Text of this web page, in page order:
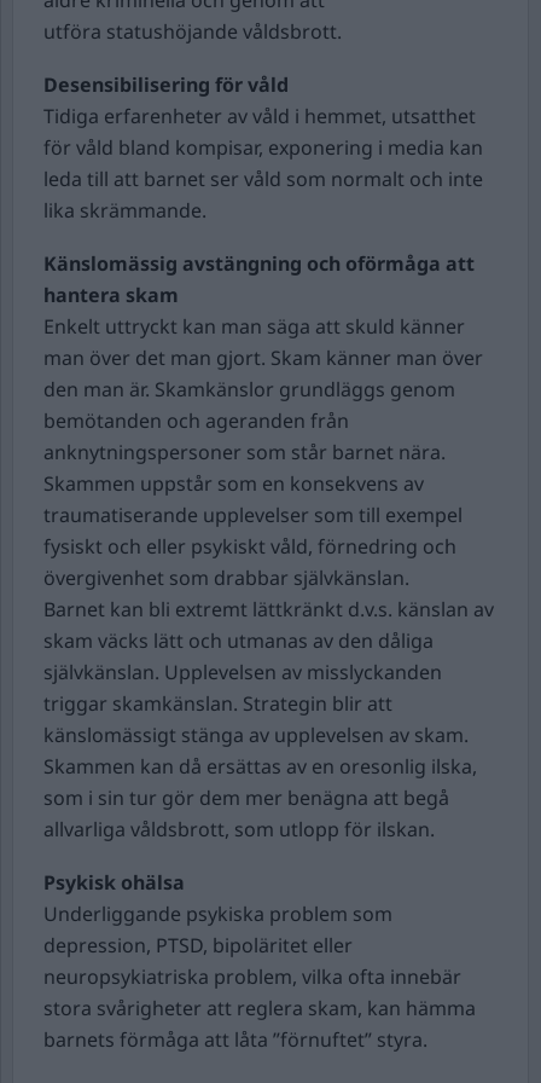
utföra statushöjande våldsbrott.
Desensibilisering för våld
Tidiga erfarenheter av våld i hemmet, utsatthet
för våld bland kompisar, exponering i media kan
leda till att barnet ser våld som normalt och inte
lika skrämmande.
Känslomässig avstängning och oförmåga att
hantera skam
Enkelt uttryckt kan man säga att skuld känner
man över det man gjort. Skam känner man över
den man är. Skamkänslor grundläggs genom
bemötanden och ageranden från
anknytningspersoner som står barnet nära.
Skammen uppstår som en konsekvens av
traumatiserande upplevelser som till exempel
fysiskt och eller psykiskt våld, förnedring och
övergivenhet som drabbar självkänslan.
Barnet kan bli extremt lättkränkt d.v.s. känslan av
skam väcks lätt och utmanas av den dåliga
självkänslan. Upplevelsen av misslyckanden
triggar skamkänslan. Strategin blir att
känslomässigt stänga av upplevelsen av skam.
Skammen kan då ersättas av en oresonlig ilska,
som i sin tur gör dem mer benägna att begå
allvarliga våldsbrott, som utlopp för ilskan.
Psykisk ohälsa
Underliggande psykiska problem som
depression, PTSD, bipoläritet eller
neuropsykiatriska problem, vilka ofta innebär
stora svårigheter att reglera skam, kan hämma
barnets förmåga att låta ”förnuftet” styra.